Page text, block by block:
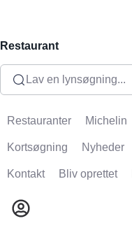
Restaurant
Lav en lynsøgning...
Restauranter Michelin
Kortsøgning Nyheder
Kontakt Bliv oprettet